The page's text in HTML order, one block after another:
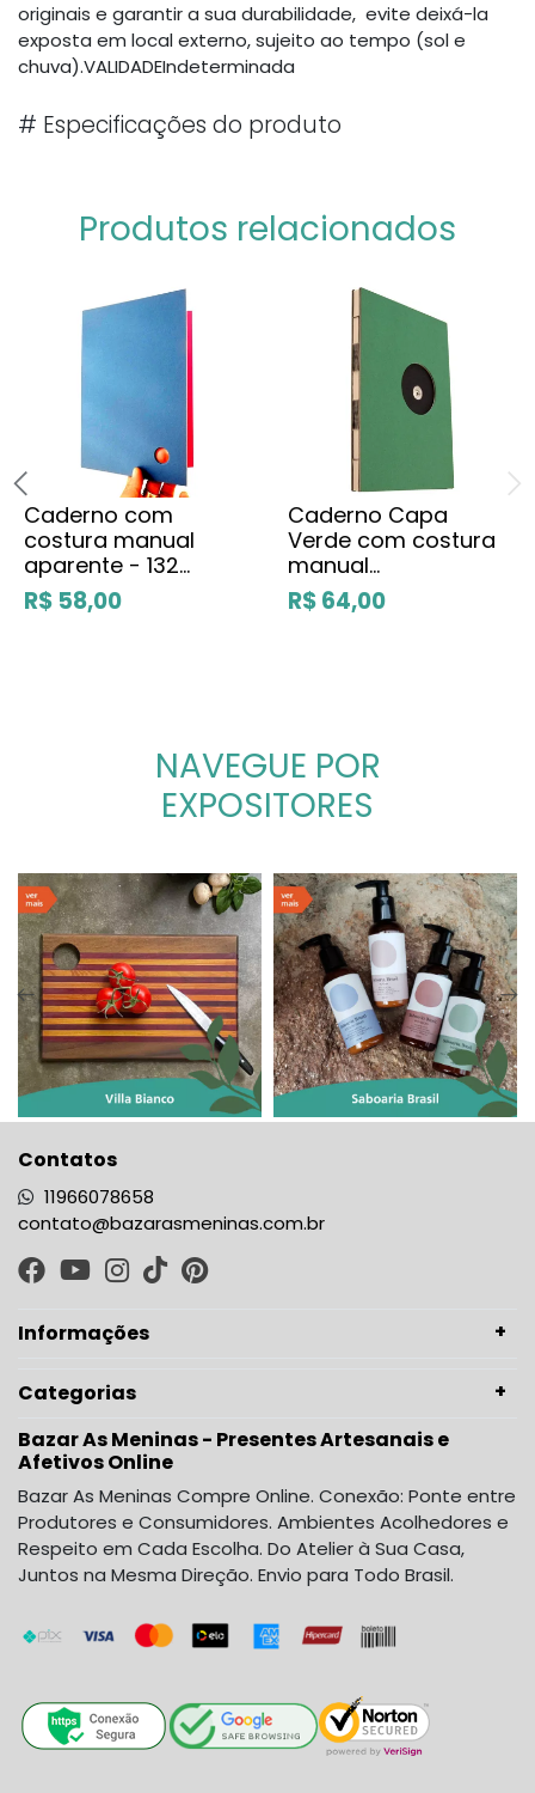
originais e garantir a sua durabilidade, evite deixá-la
exposta em local externo, sujeito ao tempo (sol e
chuva).VALIDADEIndeterminada
# Especificações do produto
Produtos relacionados
Caderno com
costura manual
aparente - 132
páginas - Lucia Loeb
-
R$ 58,00
Caderno Capa
Verde com costura
manual
aparente(21x15cm)-
142 páginas - Lucia
R$ 64,00
NAVEGUE POR
EXPOSITORES
Contatos
11966078658
contato@bazarasmeninas.com.br
Informações
Categorias
Bazar As Meninas - Presentes Artesanais e
Afetivos Online
Bazar As Meninas Compre Online. Conexão: Ponte entre
Produtores e Consumidores. Ambientes Acolhedores e
Respeito em Cada Escolha. Do Atelier à Sua Casa,
Juntos na Mesma Direção. Envio para Todo Brasil.